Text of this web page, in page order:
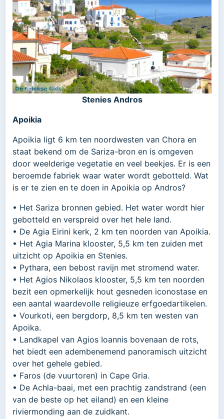
Stenies Andros
Apoikia
Apoikia ligt 6 km ten noordwesten van Chora en
staat bekend om de Sariza-bron en is omgeven
door weelderige vegetatie en veel beekjes. Er is een
beroemde fabriek waar water wordt gebotteld. Wat
is er te zien en te doen in Apoikia op Andros?
• Het Sariza bronnen gebied. Het water wordt hier
gebotteld en verspreid over het hele land.
• De Agia Eirini kerk, 2 km ten noorden van Apoikia.
• Het Agia Marina klooster, 5,5 km ten zuiden met
uitzicht op Apoikia en Stenies.
• Pythara, een bebost ravijn met stromend water.
• Het Agios Nikolaos klooster, 5,5 km ten noorden
bezit een opmerkelijk hout gesneden iconostase en
een aantal waardevolle religieuze erfgoedartikelen.
• Vourkoti, een bergdorp, 8,5 km ten westen van
Apoika.
• Landkapel van Agios Ioannis bovenaan de rots,
het biedt een adembenemend panoramisch uitzicht
over het gehele gebied.
• Faros (de vuurtoren) in Cape Gria.
• De Achla-baai, met een prachtig zandstrand (een
van de beste op het eiland) en een kleine
riviermonding aan de zuidkant.